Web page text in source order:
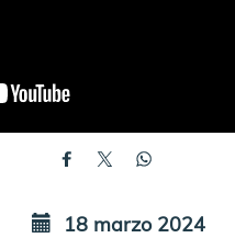
18 marzo 2024